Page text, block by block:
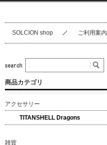
SOLCION shop ご利用案内
商品カテゴリ
アクセサリー
TITANSHELL Dragons
雑貨